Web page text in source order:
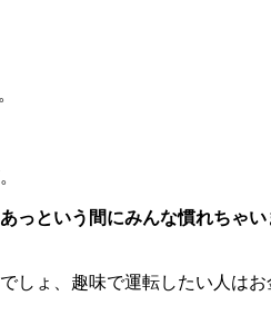
という間にみんな慣れちゃい
しょ、趣味で運転したい人は